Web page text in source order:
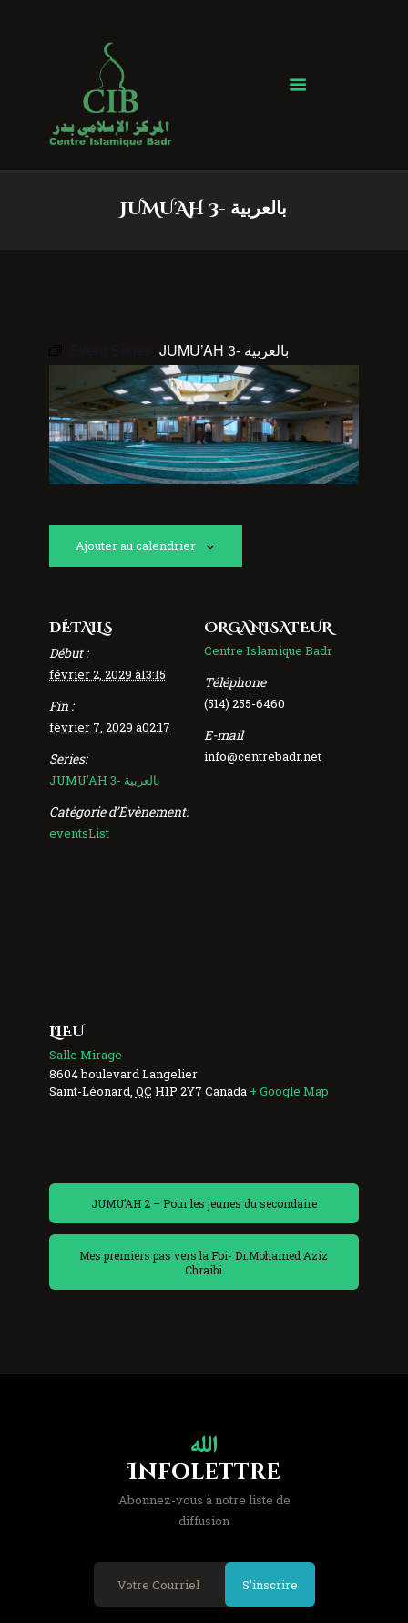
JUMU'AH 3- بالعربية
Centre Islamique Badr
Accueil
À propos
Event Series: JUMU’AH 3- بالعربية
Ajouter au calendrier
DÉTAILS
Début :
février 2, 2029 à13:15
Fin :
février 7, 2029 à02:17
Series:
JUMU’AH 3- بالعربية
Catégorie d’Évènement:
eventsList
ORGANISATEUR
Centre Islamique Badr
Téléphone
(514) 255-6460
E-mail
info@centrebadr.net
LIEU
Salle Mirage
8604 boulevard Langelier
Saint-Léonard QC H1P 2Y7 Canada + Google Map
JUMU’AH 2 – Pour les jeunes du secondaire
Mes premiers pas vers la Foi- Dr.Mohamed Aziz
Chraibi
Infolettre
Abonnez-vous à notre liste de
diffusion
S'inscrire